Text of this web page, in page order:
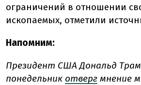
ограничений в отношении
ископаемых, отметили
Напомним:
Президент США Дональд
понедельник отверг мнение